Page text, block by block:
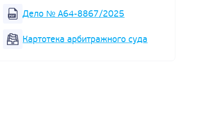
Дело № А64-8867/2025
Картотека арбитражного суда